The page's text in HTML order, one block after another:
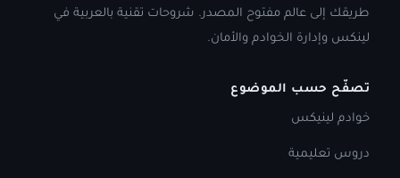
طريقك إلى عالم مفتوح المصدر. شروحات تقنية بالعربية في
لينكس وإدارة الخوادم والأمان.
تصفّح حسب الموضوع
خوادم لينيكس
دروس تعليمية